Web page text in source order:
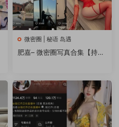
微密圈 | 秘语 岛遇
肥嘉– 微密圈写真合集【持续